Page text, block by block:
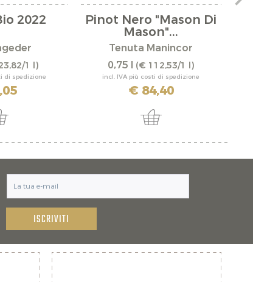
2022
1 l)
di spedizione
Pinot Nero "Mason Di
Mason"...
Tenuta Manincor
0,75 l (€ 112,53/1 l)
incl. IVA più costi di spedizione
€ 84,40
ISCRIVITI